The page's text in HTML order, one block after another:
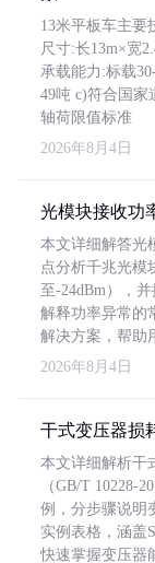
13米平板车主要
尺寸:长13m×宽
承载能力:标载
49吨 c)符合国家
轴荷限值标准
2026年8月4日
光模块接收功
本文详细解答光
点分析千兆光模
至-24dBm），
解释功率异常的
解决方案，帮助
2026年8月4日
干式变压器损
本文详细解析干
（GB/T 10228-
例，分步骤说明
实例表格，涵盖
快速掌握变压器